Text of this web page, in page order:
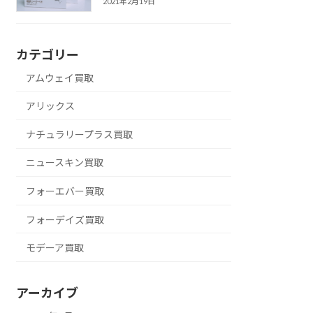
カテゴリー
アムウェイ買取
アリックス
ナチュラリープラス買取
ニュースキン買取
フォーエバー買取
フォーデイズ買取
モデーア買取
アーカイブ